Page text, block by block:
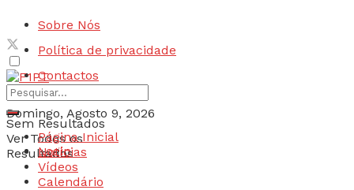
Sobre Nós
Política de privacidade
Contactos
Domingo, Agosto 9, 2026
Login
Sem Resultados
Ver Todos os
Resultados
Página Inicial
Notícias
Vídeos
Calendário